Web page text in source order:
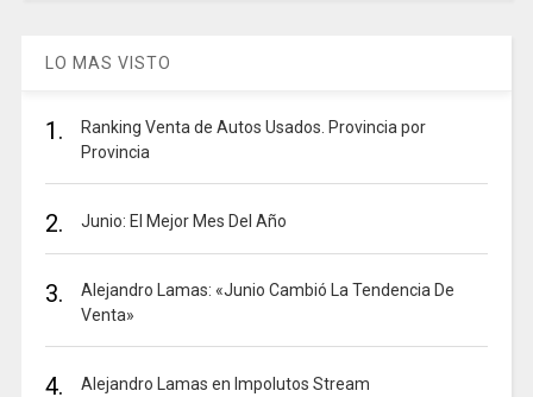
LO MAS VISTO
1.
Ranking Venta de Autos Usados. Provincia por
Provincia
2. Junio: El Mejor Mes Del Año
3.
Alejandro Lamas: «Junio Cambió La Tendencia De
Venta»
4. Alejandro Lamas en Impolutos Stream